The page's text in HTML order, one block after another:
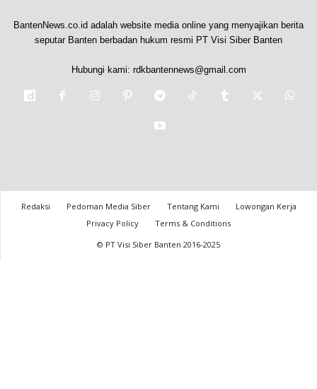
BantenNews.co.id adalah website media online yang menyajikan berita
seputar Banten berbadan hukum resmi PT Visi Siber Banten
Hubungi kami: rdkbantennews@gmail.com
Redaksi Pedoman Media Siber Tentang Kami
Lowongan Kerja
Privacy Policy
Terms & Conditions
© PT Visi Siber Banten 2016-2025